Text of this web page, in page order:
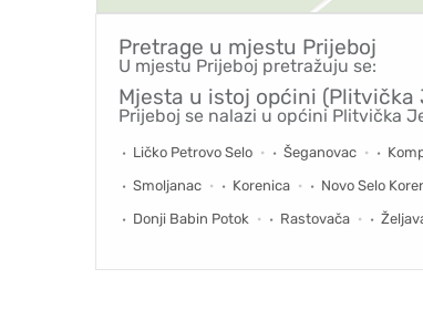
Pretrage u mjestu Prijeboj
U mjestu Prijeboj pretražuju se:
Mjesta u istoj općini (Plitvička
Prijeboj se nalazi u općini Plitvička
Ličko Petrovo Selo Šeganovac
Smoljanac
Korenica Novo Selo
Donji Babin Potok
Rastovača